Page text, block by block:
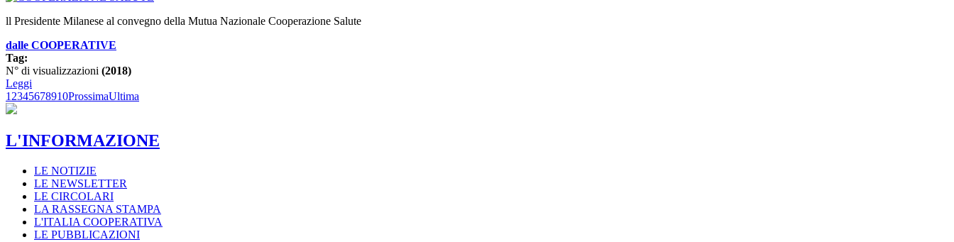
ll Presidente Milanese al convegno della Mutua Nazionale Cooperazione Salute
dalle COOPERATIVE
Tag:
N° di visualizzazioni (2018)
Leggi
12345678910ProssimaUltima
L'INFORMAZIONE
LE NOTIZIE
LE NEWSLETTER
LE CIRCOLARI
LA RASSEGNA STAMPA
L'ITALIA COOPERATIVA
LE PUBBLICAZIONI